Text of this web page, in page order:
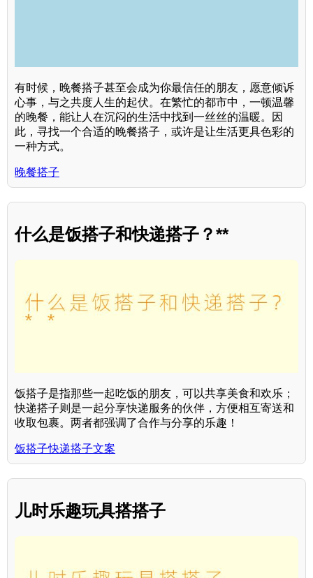
有时候，晚餐搭子甚至会成为你最信任的朋友，愿意倾诉
心事，与之共度人生的起伏。在繁忙的都市中，一顿温馨
的晚餐，能让人在沉闷的生活中找到一丝丝的温暖。因
此，寻找一个合适的晚餐搭子，或许是让生活更具色彩的
一种方式。
晚餐搭子
什么是饭搭子和快递搭子？**
饭搭子是指那些一起吃饭的朋友，可以共享美食和欢乐；
快递搭子则是一起分享快递服务的伙伴，方便相互寄送和
收取包裹。两者都强调了合作与分享的乐趣！
饭搭子快递搭子文案
儿时乐趣玩具搭搭子